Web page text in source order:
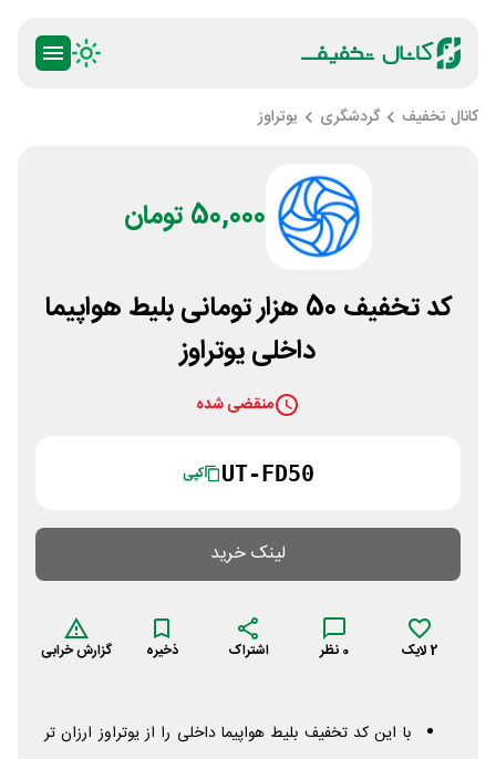
کانال تخفیف گردشگری یوتراوز
50,000 تومان
کد تخفیف 50 هزار تومانی بلیط هواپیما
داخلی یوتراوز
منقضی شده
UT-FD50 کپی
لینک خرید
2لایک 0 نظر اشتراک ذخیره گزارش خرابی
با این کد تخفیف بلیط هواپیما داخلی را از یوتراوز ارزان تر